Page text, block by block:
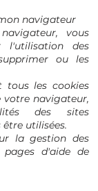
navigateur
vous
l'utilisation des
ou les
tous les cookies
votre navigateur,
des sites
utilisées.
la gestion des
pages d'aide de